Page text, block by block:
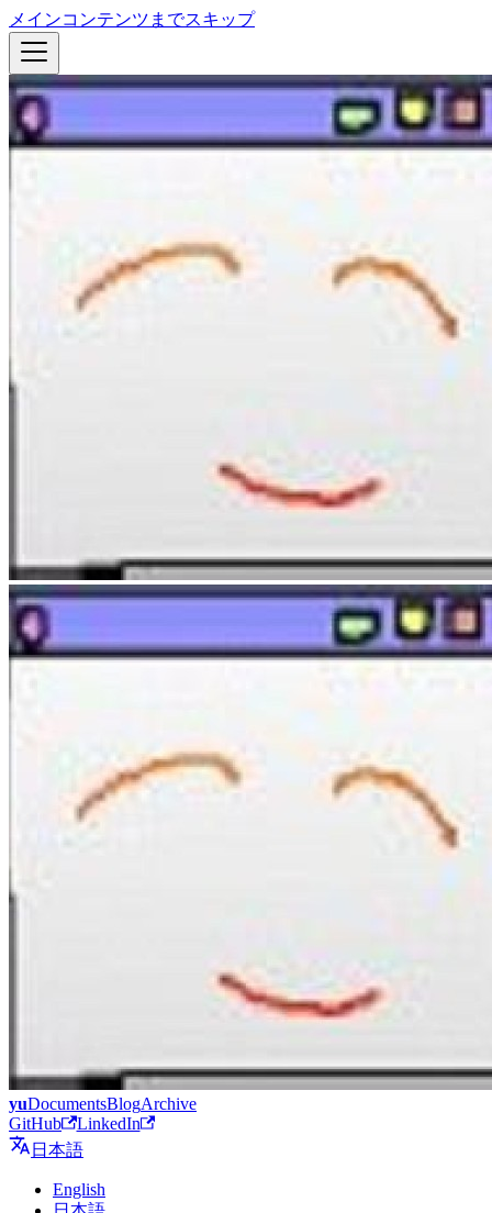
メインコンテンツまでスキップ
yuDocumentsBlogArchive
GitHub
LinkedIn
日本語
English